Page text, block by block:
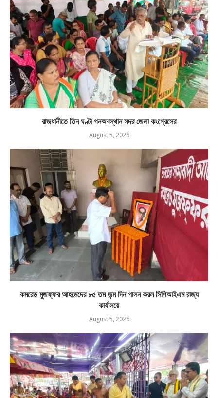
রাজধানীতে তিন ঘণ্টা গনঅবস্থান সদর জেলা কংগ্রেসের
August 5, 2026
কমরেড মুজফ্ফর আহমেদের ৮৫ তম জন্ম দিন পালন করল সিপিআইএম রাজ্য
কার্যালয়ে
August 5, 2026